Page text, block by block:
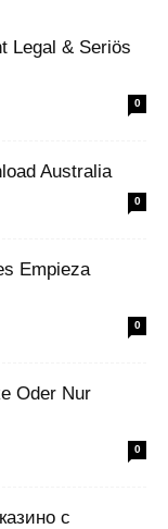
Legal & Seriös
0
Australia
0
Empieza
0
Oder Nur
0
с